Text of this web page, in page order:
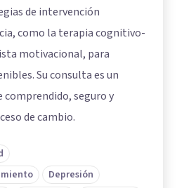
de intervención
como la terapia cognitivo-
motivacional, para
Su consulta es un
comprendido, seguro y
de cambio.
Depresión